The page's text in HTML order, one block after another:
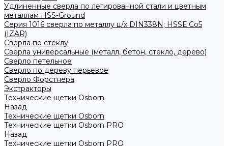
Удлиненные сверла по легированной стали и цветным
металлам HSS-Ground
Серия 1016 сверла по металлу ц/х DIN338N; HSSЕ Со5
(IZAR)
Сверла по стеклу
Сверла универсальные (металл, бетон, стекло, дерево)
Сверло петельное
Сверло по дереву перьевое
Сверло Форстнера
Экстракторы
Технические щетки Osborn
Назад
Технические щетки Osborn
Технические щетки Osborn PRO
Назад
Технические щетки Osborn PRO